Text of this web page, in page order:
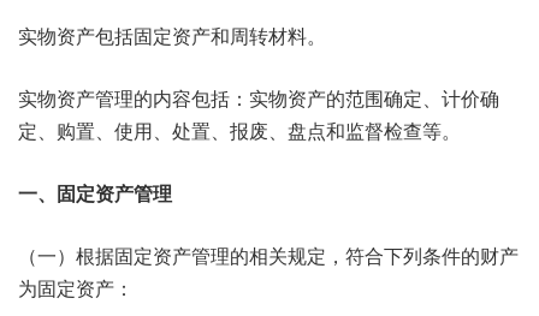
实物资产包括固定资产和周转材料。
实物资产管理的内容包括：实物资产的范围确定、计价确
定、购置、使用、处置、报废、盘点和监督检查等。
一、固定资产管理
（一）根据固定资产管理的相关规定，符合下列条件的财产
为固定资产：